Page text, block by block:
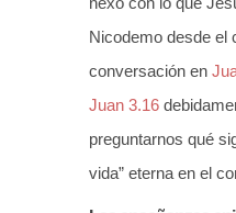
Nicodemo desde el
conversación en
Juan 3.16
preguntarnos qué
vida” eterna en el